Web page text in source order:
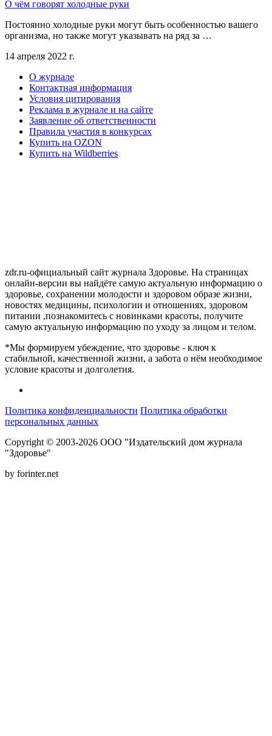
О чём говорят холодные руки
Постоянно холодные руки могут быть особенностью вашего
организма, но также могут указывать на ряд за …
14 апреля 2022 г.
О журнале
Контактная информация
Условия цитирования
Реклама в журнале и на сайте
Заявление об ответственности
Правила участия в конкурсах
Купить на OZON
Купить на Wildberries
zdr.ru-официальный сайт журнала Здоровье. На страницах
онлайн-версии вы найдёте самую актуальную информацию о
здоровье, сохранении молодости и здоровом образе жизни,
новостях медицины, психологии и отношениях, здоровом
питании ,познакомитесь с новинками красоты, получите
самую актуальную информацию по уходу за лицом и телом.
*Мы формируем убеждение, что здоровье - ключ к
стабильной, качественной жизни, а забота о нём необходимое
условие красоты и долголетия.
Политика конфиденциальности Политика обработки
персональных данных
Copyright © 2003-2026 ООО "Издательский дом журнала
"Здоровье"
by forinter.net